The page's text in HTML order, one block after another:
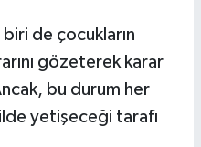
de çocukların
gözeterek karar
bu durum her
yetişeceği tarafı